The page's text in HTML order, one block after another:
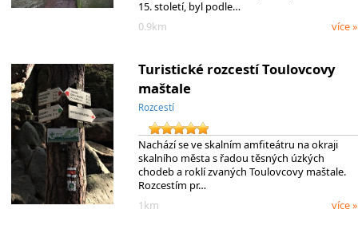
15. století, byl podle…
0.9km
více »
Turistické rozcestí Toulovcovy
maštale
Rozcestí
Nachází se ve skalním amfiteátru na okraji
skalního města s řadou těsných úzkých
chodeb a roklí zvaných Toulovcovy maštale.
Rozcestím pr…
1km
více »